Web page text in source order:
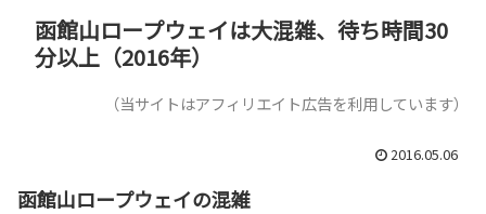
函館山ロープウェイは大混雑、待ち時間30
分以上（2016年）
（当サイトはアフィリエイト広告を利用しています）
2016.05.06
函館山ロープウェイの混雑